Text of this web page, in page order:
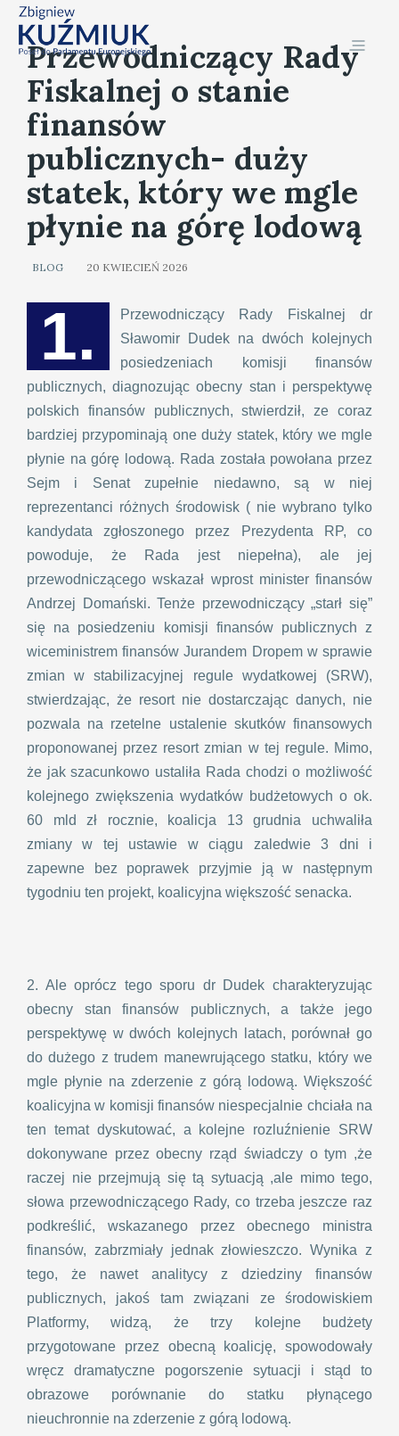
Przewodniczący Rady
Fiskalnej o stanie
finansów
publicznych- duży
statek, który we mgle
płynie na górę lodową
BLOG 20 KWIECIEŃ 2026
1.
Przewodniczący Rady Fiskalnej dr
Sławomir Dudek na dwóch kolejnych
posiedzeniach komisji finansów
publicznych, diagnozując obecny stan i perspektywę
polskich finansów publicznych, stwierdził, ze coraz
bardziej przypominają one duży statek, który we mgle
płynie na górę lodową. Rada została powołana przez
Sejm i Senat zupełnie niedawno, są w niej
reprezentanci różnych środowisk ( nie wybrano tylko
kandydata zgłoszonego przez Prezydenta RP, co
powoduje, że Rada jest niepełna), ale jej
przewodniczącego wskazał wprost minister finansów
Andrzej Domański. Tenże przewodniczący „starł się”
się na posiedzeniu komisji finansów publicznych z
wiceministrem finansów Jurandem Dropem w sprawie
zmian w stabilizacyjnej regule wydatkowej (SRW),
stwierdzając, że resort nie dostarczając danych, nie
pozwala na rzetelne ustalenie skutków finansowych
proponowanej przez resort zmian w tej regule. Mimo,
że jak szacunkowo ustaliła Rada chodzi o możliwość
kolejnego zwiększenia wydatków budżetowych o ok.
60 mld zł rocznie, koalicja 13 grudnia uchwaliła
zmiany w tej ustawie w ciągu zaledwie 3 dni i
zapewne bez poprawek przyjmie ją w następnym
tygodniu ten projekt, koalicyjna większość senacka.
2. Ale oprócz tego sporu dr Dudek charakteryzując
obecny stan finansów publicznych, a także jego
perspektywę w dwóch kolejnych latach, porównał go
do dużego z trudem manewrującego statku, który we
mgle płynie na zderzenie z górą lodową. Większość
koalicyjna w komisji finansów niespecjalnie chciała na
ten temat dyskutować, a kolejne rozluźnienie SRW
dokonywane przez obecny rząd świadczy o tym ,że
raczej nie przejmują się tą sytuacją ,ale mimo tego,
słowa przewodniczącego Rady, co trzeba jeszcze raz
podkreślić, wskazanego przez obecnego ministra
finansów, zabrzmiały jednak złowieszczo. Wynika z
tego, że nawet analitycy z dziedziny finansów
publicznych, jakoś tam związani ze środowiskiem
Platformy, widzą, że trzy kolejne budżety
przygotowane przez obecną koalicję, spowodowały
wręcz dramatyczne pogorszenie sytuacji i stąd to
obrazowe porównanie do statku płynącego
nieuchronnie na zderzenie z górą lodową.